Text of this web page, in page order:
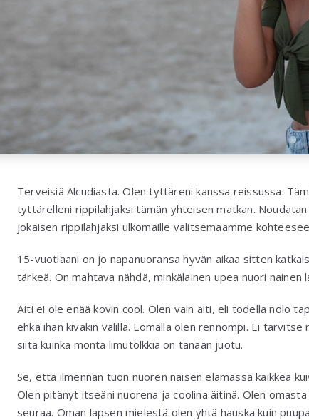
Terveisiä Alcudiasta. Olen tyttäreni kanssa reissussa.
tyttärelleni rippilahjaksi tämän yhteisen matkan.
jokaisen rippilahjaksi ulkomaille valitsemaamme
15-vuotiaani on jo napanuoransa hyvän aikaa sitten
tärkeä. On mahtava nähdä, minkälainen upea nuori nainen
Äiti ei ole enää kovin cool. Olen vain äiti, eli todella nolo
ehkä ihan kivakin välillä. Lomalla olen rennompi. Ei
siitä kuinka monta limutölkkiä on tänään juotu.
Se, että ilmennän tuon nuoren naisen elämässä kaikkea
Olen pitänyt itseäni nuorena ja coolina äitinä. Olen
seuraa. Oman lapsen mielestä olen yhtä hauska kuin